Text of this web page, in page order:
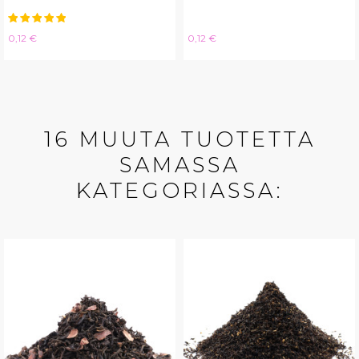
Hinta
0,12 € Hinta
0,12 €
16 MUUTA TUOTETTA
SAMASSA
KATEGORIASSA: